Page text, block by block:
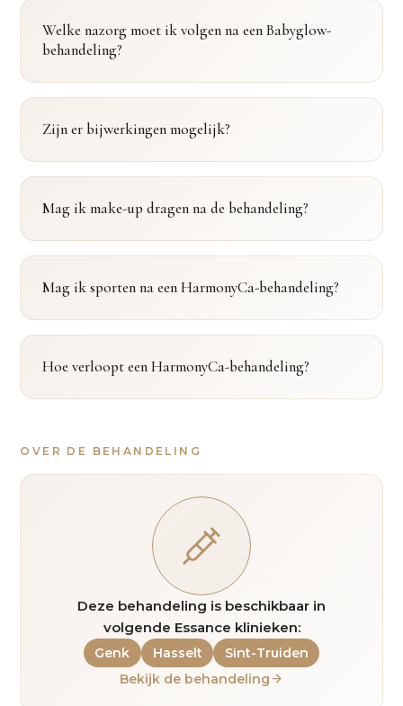
Welke nazorg moet ik volgen na een Babyglow-
behandeling?
Zijn er bijwerkingen mogelijk?
Mag ik make-up dragen na de behandeling?
Mag ik sporten na een HarmonyCa-behandeling?
Hoe verloopt een HarmonyCa-behandeling?
OVER DE BEHANDELING
Deze behandeling is beschikbaar in
volgende Essance klinieken:
Genk Hasselt
Sint-Truiden
Bekijk de behandeling